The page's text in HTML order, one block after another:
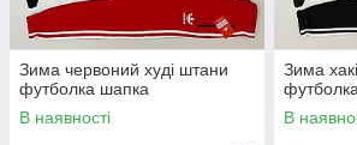
Зима червоний худі штани
футболка шапка
В наявності
Зима
В